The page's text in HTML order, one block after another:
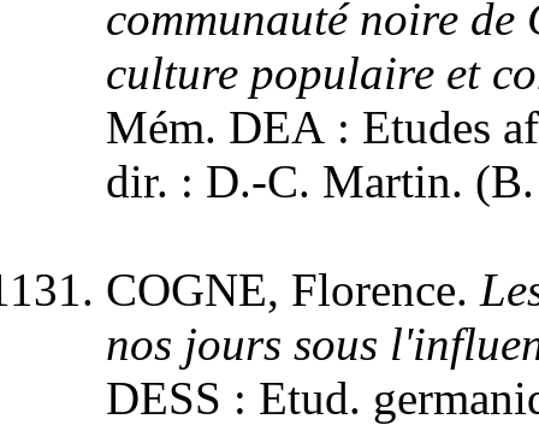
communauté noire
culture populaire et
Mém. DEA : Etudes
dir. : D.-C. Martin.
COGNE, Florence.
nos jours sous
DESS : Etud.